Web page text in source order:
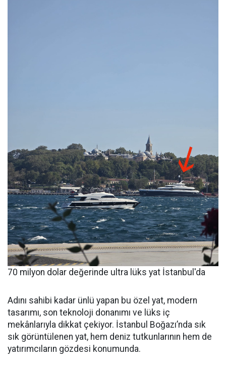
70 milyon dolar değerinde ultra lüks yat İstanbul'da
Adını sahibi kadar ünlü yapan bu özel yat, modern
tasarımı, son teknoloji donanımı ve lüks iç
mekânlarıyla dikkat çekiyor. İstanbul Boğazı’nda sık
sık görüntülenen yat, hem deniz tutkunlarının hem de
yatırımcıların gözdesi konumunda.